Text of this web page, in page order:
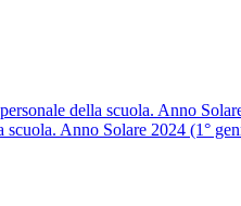
della scuola. Anno
Anno Solare 2024 (1°